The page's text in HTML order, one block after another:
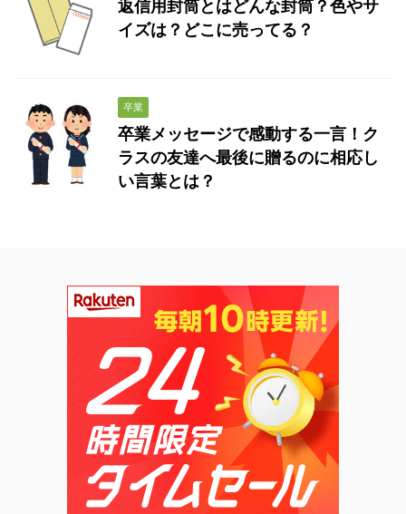
返信用封筒とはどんな封筒？色やサ
イズは？どこに売ってる？
卒業
卒業メッセージで感動する一言！ク
ラスの友達へ最後に贈るのに相応し
い言葉とは？